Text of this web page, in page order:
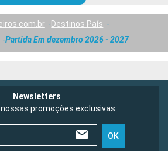
Destinos País
Partida Em dezembro 2026 - 2027
Newsletters
nossas promoções exclusivas
OK